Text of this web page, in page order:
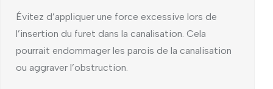
Évitez d’appliquer une force excessive lors de
l’insertion du furet dans la canalisation. Cela
pourrait endommager les parois de la canalisation
ou aggraver l’obstruction.